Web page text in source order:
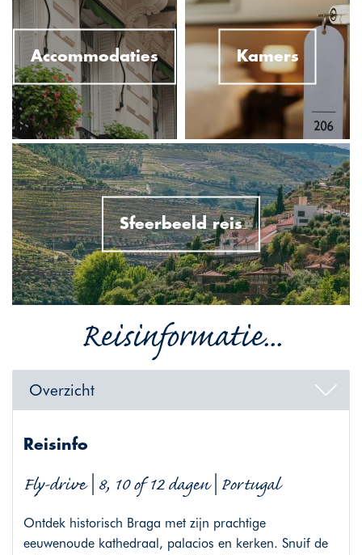
Accommodaties Kamers
Sfeerbeeld reis
Reisinformatie...
Overzicht
Reisinfo
Fly-drive | 8, 10 of 12 dagen | Portugal
Ontdek historisch Braga met zijn prachtige
eeuwenoude kathedraal, palacios en kerken. Snuif de